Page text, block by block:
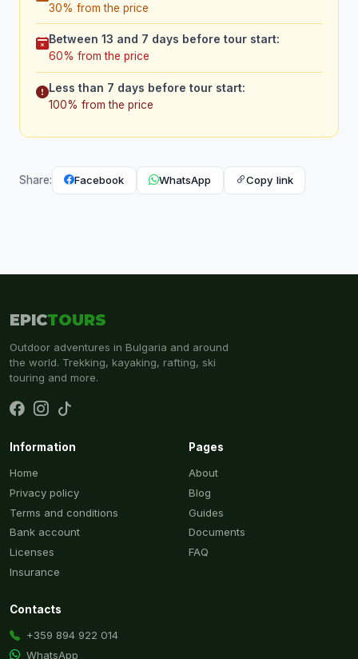
30% from the price
Between 13 and 7 days before tour start:
60% from the price
Less than 7 days before tour start:
100% from the price
Share: Facebook WhatsApp Copy link
EPICTOURS
Outdoor adventures in Bulgaria and around
the world. Trekking, kayaking, rafting, ski
touring and more.
Information
Home
Privacy policy
Terms and conditions
Bank account
Licenses
Insurance
Pages
About
Blog
Guides
Documents
FAQ
Contacts
+359 894 922 014
WhatsApp